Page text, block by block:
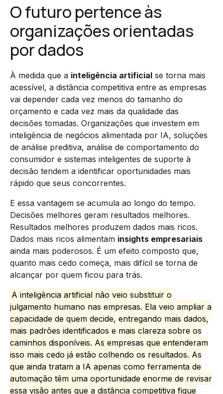
O futuro pertence às
organizações orientadas
por dados
À medida que a inteligência artificial se torna mais
acessível, a distância competitiva entre as empresas
vai depender cada vez menos do tamanho do
orçamento e cada vez mais da qualidade das
decisões tomadas. Organizações que investem em
inteligência de negócios alimentada por IA, soluções
de análise preditiva, análise de comportamento do
consumidor e sistemas inteligentes de suporte à
decisão tendem a identificar oportunidades mais
rápido que seus concorrentes.
E essa vantagem se acumula ao longo do tempo.
Decisões melhores geram resultados melhores.
Resultados melhores produzem dados mais ricos.
Dados mais ricos alimentam insights empresariais
ainda mais poderosos. É um efeito composto que,
quanto mais cedo começa, mais difícil se torna de
alcançar por quem ficou para trás.
A inteligência artificial não veio substituir o
julgamento humano nas empresas. Ela veio ampliar a
capacidade de quem decide, entregando mais dados,
mais padrões identificados e mais clareza sobre os
caminhos disponíveis. As empresas que entenderam
isso mais cedo já estão colhendo os resultados. As
que ainda tratam a IA apenas como ferramenta de
automação têm uma oportunidade enorme de revisar
essa visão antes que a distância competitiva fique